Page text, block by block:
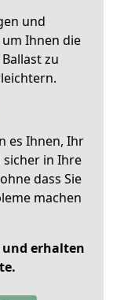
und
Ihnen die
zu
es Ihnen, Ihr
in Ihre
dass Sie
machen
und erhalten